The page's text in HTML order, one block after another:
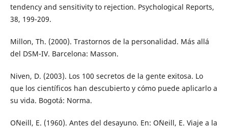
tendency and sensitivity to rejection. Psychological Reports,
38, 199-209.
Millon, Th. (2000). Trastornos de la personalidad. Más allá
del DSM-IV. Barcelona: Masson.
Niven, D. (2003). Los 100 secretos de la gente exitosa. Lo
que los científicos han descubierto y cómo puede aplicarlo a
su vida. Bogotá: Norma.
O`Neill, E. (1960). Antes del desayuno. En: O´Neill, E. Viaje a la